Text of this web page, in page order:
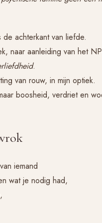
achterkant van liefde.
naar aanleiding van het
.
van rouw, in mijn optiek.
boosheid, verdriet en
iemand
wat je nodig had,